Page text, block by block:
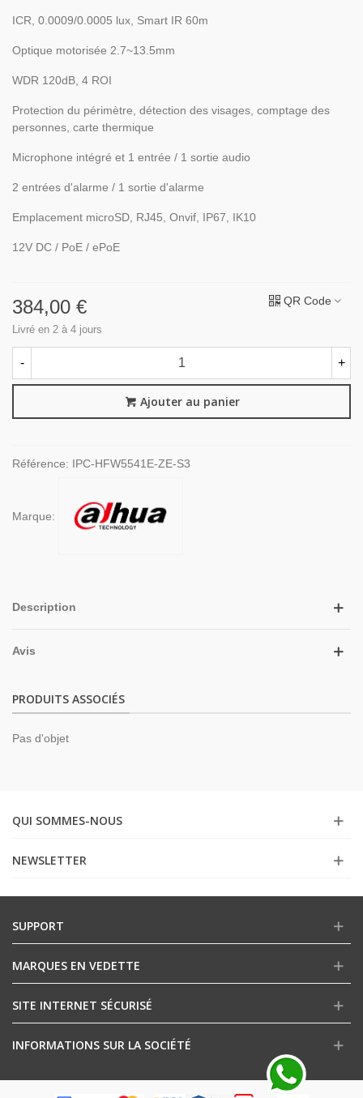
ICR, 0.0009/0.0005 lux, Smart IR 60m
Optique motorisée 2.7~13.5mm
WDR 120dB, 4 ROI
Protection du périmètre, détection des visages, comptage des
personnes, carte thermique
Microphone intégré et 1 entrée / 1 sortie audio
2 entrées d'alarme / 1 sortie d'alarme
Emplacement microSD, RJ45, Onvif, IP67, IK10
12V DC / PoE / ePoE
384,00 €
Livré en 2 à 4 jours
QR Code
- +
Ajouter au panier
Référence: IPC-HFW5541E-ZE-S3
Marque:
Description
Avis
PRODUITS ASSOCIÉS
Pas d'objet
QUI SOMMES-NOUS
NEWSLETTER
SUPPORT
MARQUES EN VEDETTE
SITE INTERNET SÉCURISÉ
INFORMATIONS SUR LA SOCIÉTÉ